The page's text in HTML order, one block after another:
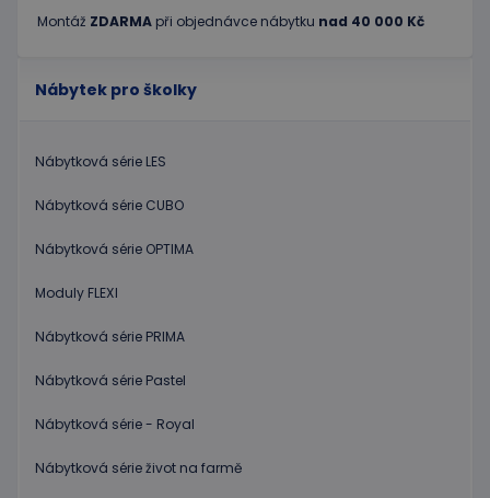
Nábytek pro školky
Nábytková série LES
Nábytková série CUBO
Nábytková série OPTIMA
Moduly FLEXI
Nábytková série PRIMA
Nábytková série Pastel
Nábytková série - Royal
Nábytková série život na farmě
Montáž ZDARMA při objednávce nábytku nad 40 000 Kč